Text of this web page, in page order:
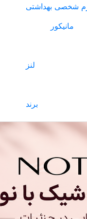
شخصی بهداشتی
مانیکور
لنز
برند